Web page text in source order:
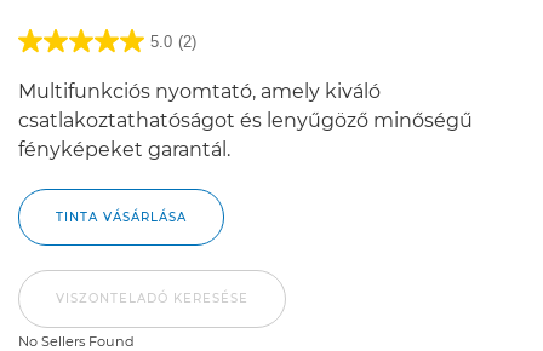
5.0 (2)
Multifunkciós nyomtató, amely kiváló
csatlakoztathatóságot és lenyűgöző minőségű
fényképeket garantál.
TINTA VÁSÁRLÁSA
VISZONTELADÓ KERESÉSE
No Sellers Found